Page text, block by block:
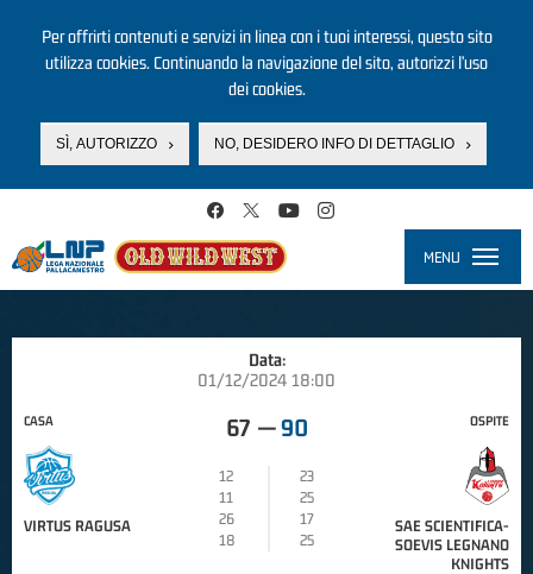
Per offrirti contenuti e servizi in linea con i tuoi interessi, questo sito
utilizza cookies. Continuando la navigazione del sito, autorizzi l’uso
dei cookies.
SÌ, AUTORIZZO NO, DESIDERO INFO DI DETTAGLIO
MENU
Data:
01/12/2024 18:00
CASA
VIRTUS RAGUSA
67 — 90
12
23
11
25
26
17
18
25
OSPITE
SAE SCIENTIFICA-
SOEVIS LEGNANO
KNIGHTS